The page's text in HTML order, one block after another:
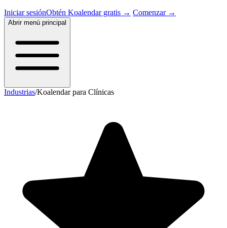
Iniciar sesiónObtén Koalendar gratis → Comenzar →
Abrir menú principal
Industrias/Koalendar para Clínicas